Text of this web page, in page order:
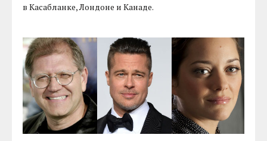
в Касабланке, Лондоне и Канаде.